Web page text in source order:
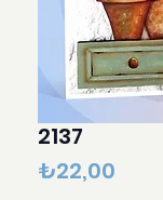
2137
₺22,00